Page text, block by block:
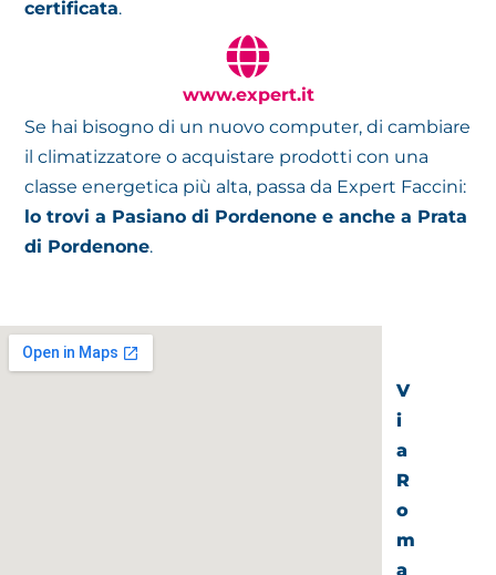
certificata.
www.expert.it
Se hai bisogno di un nuovo computer, di cambiare
il climatizzatore o acquistare prodotti con una
classe energetica più alta, passa da Expert Faccini:
lo trovi a Pasiano di Pordenone e anche a Prata
di Pordenone.
V
i
a
R
o
m
a